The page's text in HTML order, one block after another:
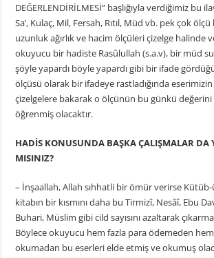
DEĞERLENDİRİLMESİ” başlığıyla verdiğimiz bu
Sa’, Kulaç, Mil, Fersah, Rıtıl, Müd vb. pek çok
uzunluk ağırlık ve hacim ölçüleri çizelge halinde
okuyucu bir hadiste Rasûlullah (s.a.v), bir müd su
şöyle yapardı böyle yapardı gibi bir ifade
ölçüsü olarak bir ifadeye rastladığında
çizelgelere bakarak o ölçünün bu günkü
öğrenmiş olacaktır.
HADİS KONUSUNDA BAŞKA ÇALIŞMALAR DA
MISINIZ?
– İnşaallah, Allah sıhhatli bir ömür verirse
kitabın bir kısmını daha bu Tirmizî, Nesâî, Ebu
Buhari, Müslim gibi cild sayısını azaltarak
Böylece okuyucu hem fazla para ödemeden
okumadan bu eserleri elde etmiş ve okumuş